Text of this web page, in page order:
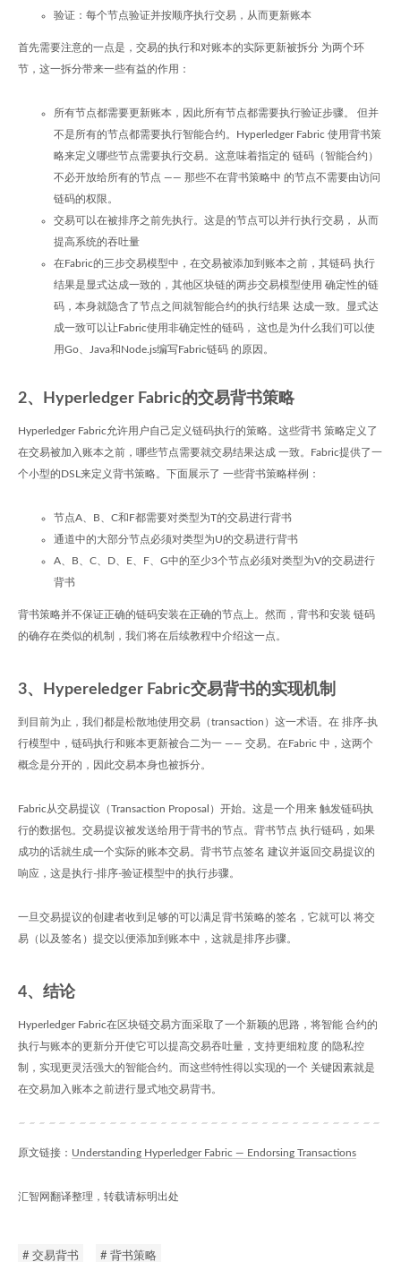
验证：每个节点验证并按顺序执行交易，从而更新账本
首先需要注意的一点是，交易的执行和对账本的实际更新被拆分 为两个环
节，这一拆分带来一些有益的作用：
所有节点都需要更新账本，因此所有节点都需要执行验证步骤。 但并
不是所有的节点都需要执行智能合约。Hyperledger Fabric 使用背书策
略来定义哪些节点需要执行交易。这意味着指定的 链码（智能合约）
不必开放给所有的节点 —— 那些不在背书策略中 的节点不需要由访问
链码的权限。
交易可以在被排序之前先执行。这是的节点可以并行执行交易， 从而
提高系统的吞吐量
在Fabric的三步交易模型中，在交易被添加到账本之前，其链码 执行
结果是显式达成一致的，其他区块链的两步交易模型使用 确定性的链
码，本身就隐含了节点之间就智能合约的执行结果 达成一致。显式达
成一致可以让Fabric使用非确定性的链码， 这也是为什么我们可以使
用Go、Java和Node.js编写Fabric链码 的原因。
2、Hyperledger Fabric的交易背书策略
Hyperledger Fabric允许用户自己定义链码执行的策略。这些背书 策略定义了
在交易被加入账本之前，哪些节点需要就交易结果达成 一致。Fabric提供了一
个小型的DSL来定义背书策略。下面展示了 一些背书策略样例：
节点A、B、C和F都需要对类型为T的交易进行背书
通道中的大部分节点必须对类型为U的交易进行背书
A、B、C、D、E、F、G中的至少3个节点必须对类型为V的交易进行
背书
背书策略并不保证正确的链码安装在正确的节点上。然而，背书和安装 链码
的确存在类似的机制，我们将在后续教程中介绍这一点。
3、Hypereledger Fabric交易背书的实现机制
到目前为止，我们都是松散地使用交易（transaction）这一术语。在 排序-执
行模型中，链码执行和账本更新被合二为一 —— 交易。在Fabric 中，这两个
概念是分开的，因此交易本身也被拆分。
Fabric从交易提议（Transaction Proposal）开始。这是一个用来 触发链码执
行的数据包。交易提议被发送给用于背书的节点。背书节点 执行链码，如果
成功的话就生成一个实际的账本交易。背书节点签名 建议并返回交易提议的
响应，这是执行-排序-验证模型中的执行步骤。
一旦交易提议的创建者收到足够的可以满足背书策略的签名，它就可以 将交
易（以及签名）提交以便添加到账本中，这就是排序步骤。
4、结论
Hyperledger Fabric在区块链交易方面采取了一个新颖的思路，将智能 合约的
执行与账本的更新分开使它可以提高交易吞吐量，支持更细粒度 的隐私控
制，实现更灵活强大的智能合约。而这些特性得以实现的一个 关键因素就是
在交易加入账本之前进行显式地交易背书。
原文链接： Understanding Hyperledger Fabric — Endorsing Transactions
汇智网翻译整理，转载请标明出处
# 交易背书 # 背书策略